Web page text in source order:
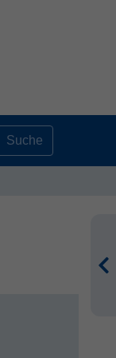
Suche